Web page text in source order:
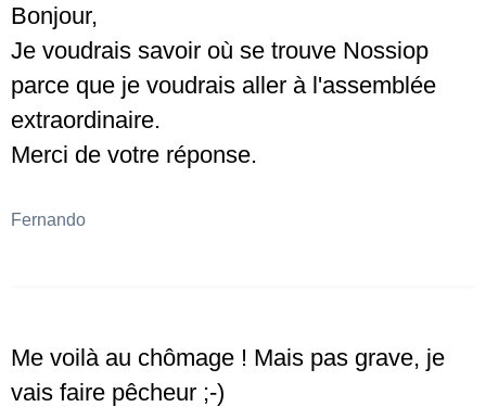
Bonjour,
Je voudrais savoir où se trouve Nossiop
parce que je voudrais aller à l'assemblée
extraordinaire.
Merci de votre réponse.
Fernando
Me voilà au chômage ! Mais pas grave, je
vais faire pêcheur ;-)